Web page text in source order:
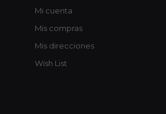
Mi cuenta
Mis compras
Mis direcciones
Wish List